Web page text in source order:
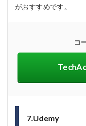
がおすすめです。
コ
7.Udemy